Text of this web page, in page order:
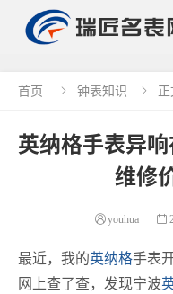
首页  钟表知识 
英纳格手表异
维修
youhua
最近，我的英纳格手表
网上查了查，发现宁波